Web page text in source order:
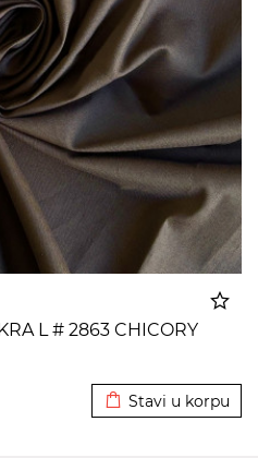
L # 2863 CHICORY
Stavi u korpu